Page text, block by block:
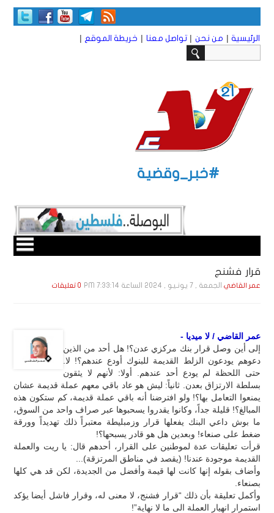
الرئيسية | من نحن | تواصل معنا | خريطة الموقع |
#خبر_وقضية
قرار فشنج
عمر القاضي الجمعة , 7 يـونـيـو , 2024 الساعة 7:33:14 PM 0 تعليقات
عمر القاضي / لا ميديا -
إلى أين وصل قرار بنك مركزي عدن؟! هل أحد من الذين
دعوهم يودعون الزلط القديمة للبنوك أودع عندهم؟! لا.
حتى اللحظة لم يودع أحد عندهم. أولا: لأنهم لا يثقون
بسلطة الارتزاق بعدن. ثانياً: ليش هو عاد باقي معهم عملة قديمة عشان
يمنعوا التعامل بها؟! ولو افترضنا أنه باقي عملة قديمة، كم ستكون هذه
المبالغ؟! قليلة جداً، وكانوا يقدروا يسحبوها عبر صراف واحد من السوق،
ما بوش داعي البنك يفعلها قرار وزمبليطة معتبراً ذلك تهديداً وورقة
ضغط على صنعاء! وبعدين هل هو قادر يسبحها؟!
قرأت تعليقات عدة لموطنين على القرار، أحدهم قال: يا ريت والعملة
القديمة موجودة عندنا! (يقصد في مناطق المرتزقة)...
وأضاف بقوله إنها كانت لها قيمة وأفضل من الجديدة، لكن قد هي كلها
بصنعاء.
وأكمل تعليقة بأن ذلك “قرار فشنج، لا معنى له، وقرار فاشل أيضا يؤكد
استمرار انهيار العملة الى ما لا نهاية”!